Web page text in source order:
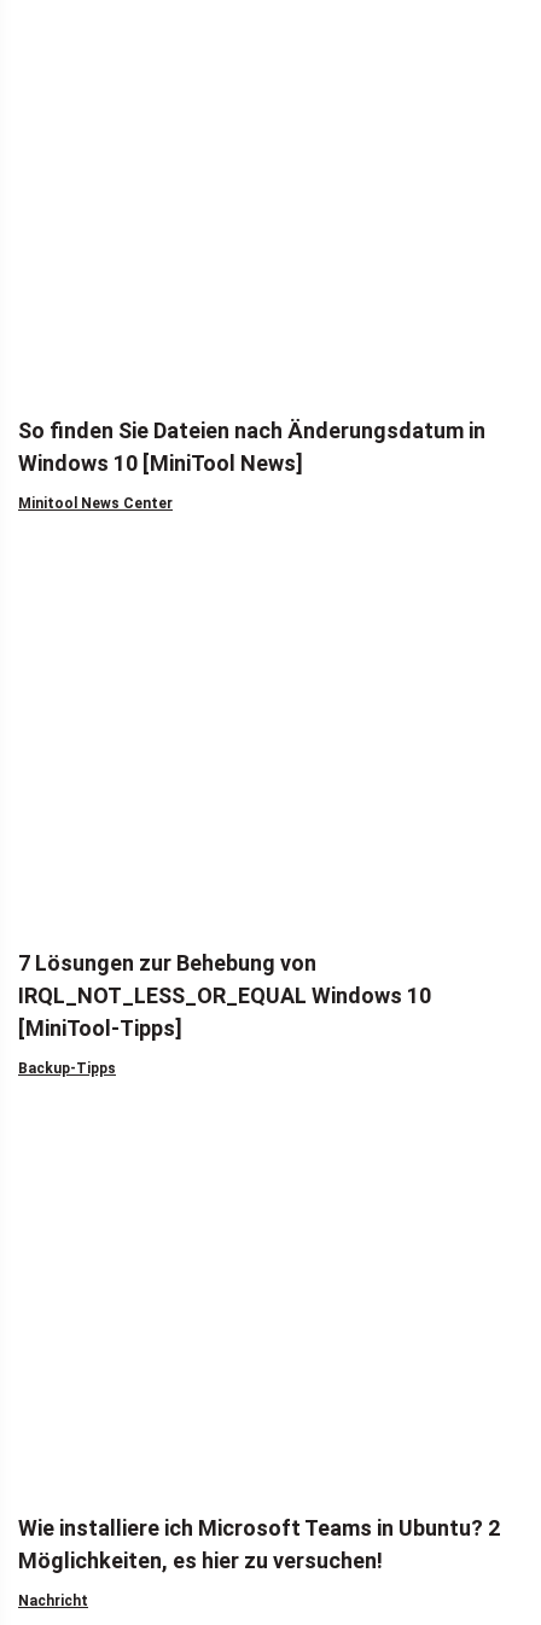
So finden Sie Dateien nach Änderungsdatum in
Windows 10 [MiniTool News]
Minitool News Center
7 Lösungen zur Behebung von
IRQL_NOT_LESS_OR_EQUAL Windows 10
[MiniTool-Tipps]
Backup-Tipps
Wie installiere ich Microsoft Teams in Ubuntu? 2
Möglichkeiten, es hier zu versuchen!
Nachricht